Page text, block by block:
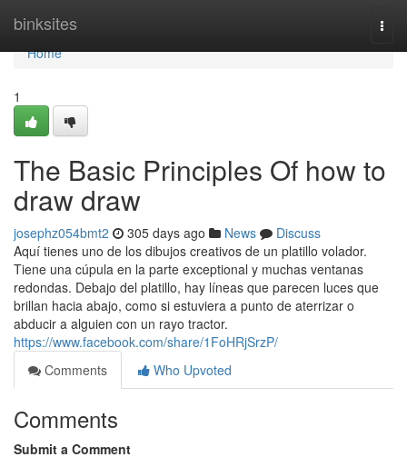
binksites
Home
Home
1
The Basic Principles Of how to
draw draw
josephz054bmt2 305 days ago News
Discuss
Aquí tienes uno de los dibujos creativos de un platillo volador.
Tiene una cúpula en la parte exceptional y muchas ventanas
redondas. Debajo del platillo, hay líneas que parecen luces que
brillan hacia abajo, como si estuviera a punto de aterrizar o
abducir a alguien con un rayo tractor.
https://www.facebook.com/share/1FoHRjSrzP/
Comments
Who Upvoted
Comments
Submit a Comment